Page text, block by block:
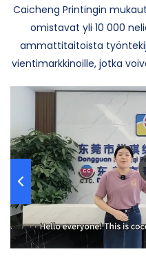
Caicheng Printingin
omistavat yli 10 000
ammattitaitoista
vientimarkkinoille, jotka